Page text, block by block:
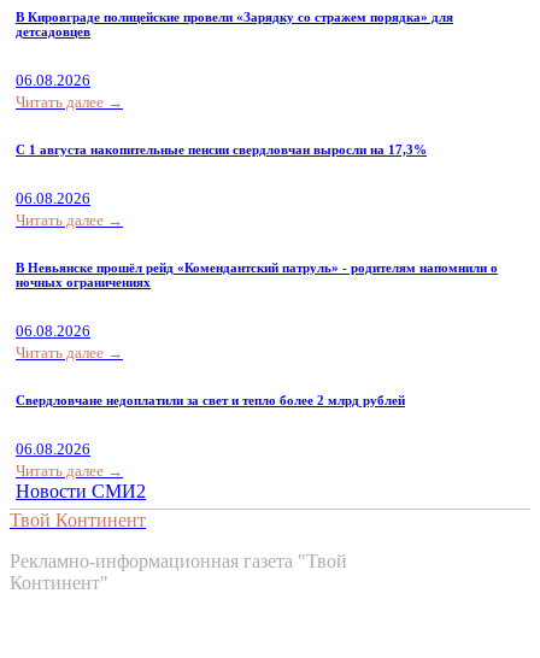
В Кировграде полицейские провели «Зарядку со стражем порядка» для
детсадовцев
06.08.2026
Читать далее →
С 1 августа накопительные пенсии свердловчан выросли на 17,3%
06.08.2026
Читать далее →
В Невьянске прошёл рейд «Комендантский патруль» - родителям напомнили о
ночных ограничениях
06.08.2026
Читать далее →
Свердловчане недоплатили за свет и тепло более 2 млрд рублей
06.08.2026
Читать далее →
Новости СМИ2
Твой Континент
Рекламно-информационная газета "Твой
Континент"